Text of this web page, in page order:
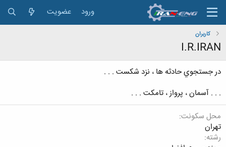
ورود عضویت
کاربران
I.R.IRAN
در جستجوي حادثه ها ، نزد شكست . . .
. . . آسمان ، پرواز ، تامكت . . .
محل سکونت
تهران
رشته